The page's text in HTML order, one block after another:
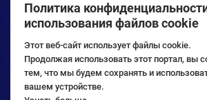
Политика
использования файлов cookie
Этот веб-сайт использует файлы cookie.
Продолжая использовать этот портал, вы
тем, что мы будем сохранять и
вашем устройстве.